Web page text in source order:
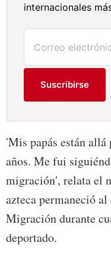
internacionales
Suscribirse
'Mis papás están allá
años. Me fui
migración', relata el
azteca permaneció
Migración durante
deportado.